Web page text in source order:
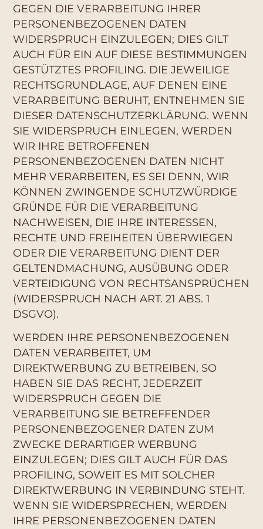
GEGEN DIE VERARBEITUNG IHRER
PERSONENBEZOGENEN DATEN
WIDERSPRUCH EINZULEGEN; DIES GILT
AUCH FÜR EIN AUF DIESE BESTIMMUNGEN
GESTÜTZTES PROFILING. DIE JEWEILIGE
RECHTSGRUNDLAGE, AUF DENEN EINE
VERARBEITUNG BERUHT, ENTNEHMEN SIE
DIESER DATENSCHUTZERKLÄRUNG. WENN
SIE WIDERSPRUCH EINLEGEN, WERDEN
WIR IHRE BETROFFENEN
PERSONENBEZOGENEN DATEN NICHT
MEHR VERARBEITEN, ES SEI DENN, WIR
KÖNNEN ZWINGENDE SCHUTZWÜRDIGE
GRÜNDE FÜR DIE VERARBEITUNG
NACHWEISEN, DIE IHRE INTERESSEN,
RECHTE UND FREIHEITEN ÜBERWIEGEN
ODER DIE VERARBEITUNG DIENT DER
GELTENDMACHUNG, AUSÜBUNG ODER
VERTEIDIGUNG VON RECHTSANSPRÜCHEN
(WIDERSPRUCH NACH ART. 21 ABS. 1
DSGVO).
WERDEN IHRE PERSONENBEZOGENEN
DATEN VERARBEITET, UM
DIREKTWERBUNG ZU BETREIBEN, SO
HABEN SIE DAS RECHT, JEDERZEIT
WIDERSPRUCH GEGEN DIE
VERARBEITUNG SIE BETREFFENDER
PERSONENBEZOGENER DATEN ZUM
ZWECKE DERARTIGER WERBUNG
EINZULEGEN; DIES GILT AUCH FÜR DAS
PROFILING, SOWEIT ES MIT SOLCHER
DIREKTWERBUNG IN VERBINDUNG STEHT.
WENN SIE WIDERSPRECHEN, WERDEN
IHRE PERSONENBEZOGENEN DATEN